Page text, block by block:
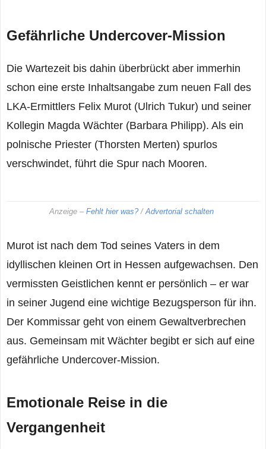
Gefährliche Undercover-Mission
Die Wartezeit bis dahin überbrückt aber immerhin
schon eine erste Inhaltsangabe zum neuen Fall des
LKA-Ermittlers Felix Murot (Ulrich Tukur) und seiner
Kollegin Magda Wächter (Barbara Philipp). Als ein
polnische Priester (Thorsten Merten) spurlos
verschwindet, führt die Spur nach Mooren.
Anzeige – Fehlt hier was? /Advertorial schalten
Murot ist nach dem Tod seines Vaters in dem
idyllischen kleinen Ort in Hessen aufgewachsen. Den
vermissten Geistlichen kennt er persönlich – er war
in seiner Jugend eine wichtige Bezugsperson für ihn.
Der Kommissar geht von einem Gewaltverbrechen
aus. Gemeinsam mit Wächter begibt er sich auf eine
gefährliche Undercover-Mission.
Emotionale Reise in die
Vergangenheit